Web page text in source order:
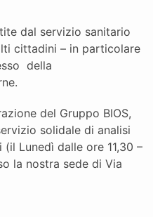
dal servizio sanitario
cittadini – in particolare
della
del Gruppo BIOS,
solidale di analisi
Lunedì dalle ore 11,30 –
la nostra sede di Via